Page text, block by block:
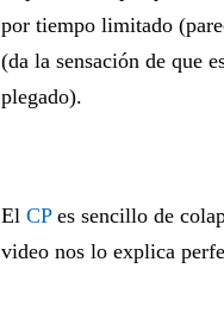
por tiempo limitado
(da la sensación de que
plegado).
El CPes sencillo de
video nos lo explica